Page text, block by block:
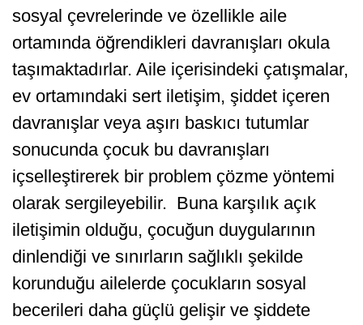
sosyal çevrelerinde ve özellikle aile
ortamında öğrendikleri davranışları okula
taşımaktadırlar. Aile içerisindeki çatışmalar,
ev ortamındaki sert iletişim, şiddet içeren
davranışlar veya aşırı baskıcı tutumlar
sonucunda çocuk bu davranışları
içselleştirerek bir problem çözme yöntemi
olarak sergileyebilir. Buna karşılık açık
iletişimin olduğu, çocuğun duygularının
dinlendiği ve sınırların sağlıklı şekilde
korunduğu ailelerde çocukların sosyal
becerileri daha güçlü gelişir ve şiddete